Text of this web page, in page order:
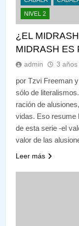
NIVEL 2
¿EL
MIDRASH ES
admin 3 años
por Tzvi Freeman
sólo de
ración de
vidas. Eso resume
de esta serie -el
valor de las
Leer más